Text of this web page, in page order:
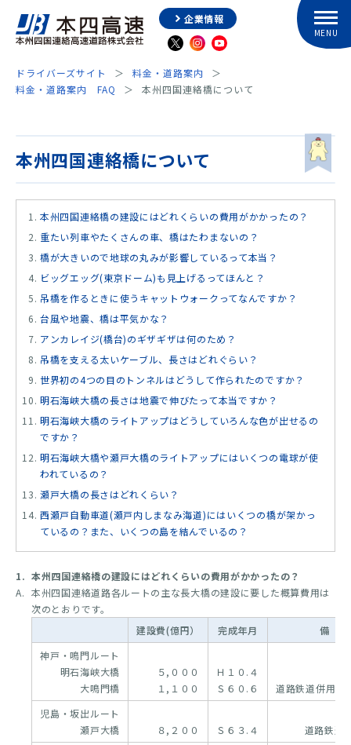
企業情報
ドライバーズサイト
料金・道路案内
料金・道路案内 FAQ
本州四国連絡橋について
本州四国連絡橋について
本州四国連絡橋の建設にはどれくらいの費用がかかったの？
重たい列車やたくさんの車、橋はたわまないの？
橋が大きいので地球の丸みが影響しているって本当？
ビッグエッグ(東京ドーム)も見上げるってほんと？
吊橋を作るときに使うキャットウォークってなんですか？
台風や地震、橋は平気かな？
アンカレイジ(橋台)のギザギザは何のため？
吊橋を支える太いケーブル、長さはどれぐらい？
世界初の4つの目のトンネルはどうして作られたのですか？
明石海峡大橋の長さは地震で伸びたって本当ですか？
明石海峡大橋のライトアップはどうしていろんな色が出せるの
ですか？
明石海峡大橋や瀬戸大橋のライトアップにはいくつの電球が使
われているの？
瀬戸大橋の長さはどれくらい？
西瀬戸自動車道(瀬戸内しまなみ海道)にはいくつの橋が架かっ
ているの？また、いくつの島を結んでいるの？
1. 本州四国連絡橋の建設にはどれくらいの費用がかかったの？
A. 本州四国連絡道路各ルートの主な長大橋の建設に要した概算費用は
次のとおりです。
建設費(億円）
完成年月
備
神戸・鳴門ルート
明石海峡大橋
大鳴門橋
５,０００
１,１００
Ｈ１０.４
Ｓ６０.６
道路鉄道併用橋
児島・坂出ルート
瀬戸大橋
８,２００ Ｓ６３.４
道路鉄道